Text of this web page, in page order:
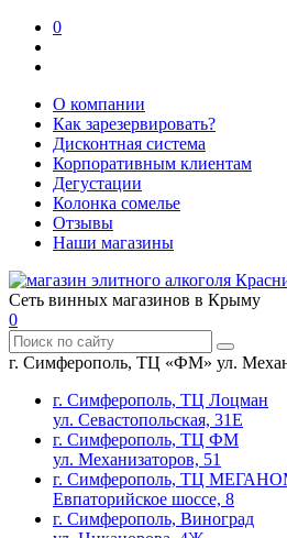
0
О компании
Как зарезервировать?
Дисконтная система
Корпоративным клиентам
Дегустации
Колонка сомелье
Отзывы
Наши магазины
Сеть винных магазинов в Крыму
0
г. Симферополь, ТЦ «ФМ» ул.
г. Симферополь, ТЦ Лоцман
ул. Севастопольская, 31Е
г. Симферополь, ТЦ ФМ
ул. Механизаторов, 51
г. Симферополь, ТЦ
Евпаторийское шоссе, 8
г. Симферополь, Виноград